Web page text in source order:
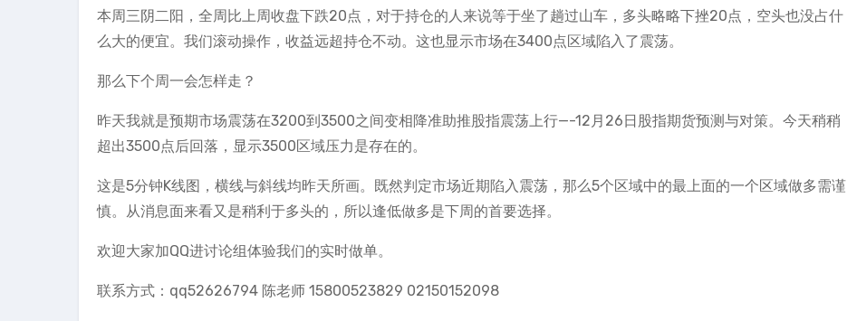
本周三阴二阳，全周比上周收盘下跌20点，对于持仓的人来说等于坐了趟过山车，多头略略下挫20点，空头也没占什
么大的便宜。我们滚动操作，收益远超持仓不动。这也显示市场在3400点区域陷入了震荡。
那么下个周一会怎样走？
昨天我就是预期市场震荡在3200到3500之间变相降准助推股指震荡上行—-12月26日股指期货预测与对策。今天稍稍
超出3500点后回落，显示3500区域压力是存在的。
这是5分钟K线图，横线与斜线均昨天所画。既然判定市场近期陷入震荡，那么5个区域中的最上面的一个区域做多需谨
慎。从消息面来看又是稍利于多头的，所以逢低做多是下周的首要选择。
欢迎大家加QQ进讨论组体验我们的实时做单。
联系方式：qq52626794 陈老师 15800523829 02150152098